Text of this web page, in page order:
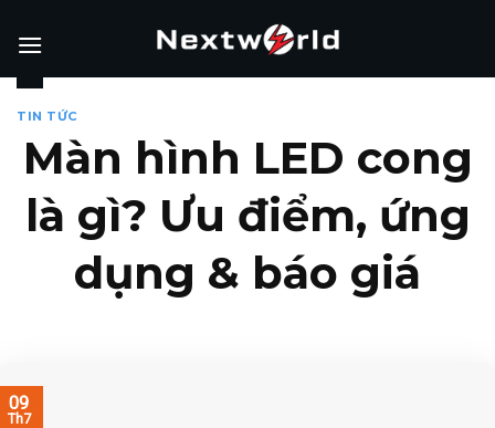
TIN TỨC
Màn hình LED cong
là gì? Ưu điểm, ứng
dụng & báo giá
09
Th7